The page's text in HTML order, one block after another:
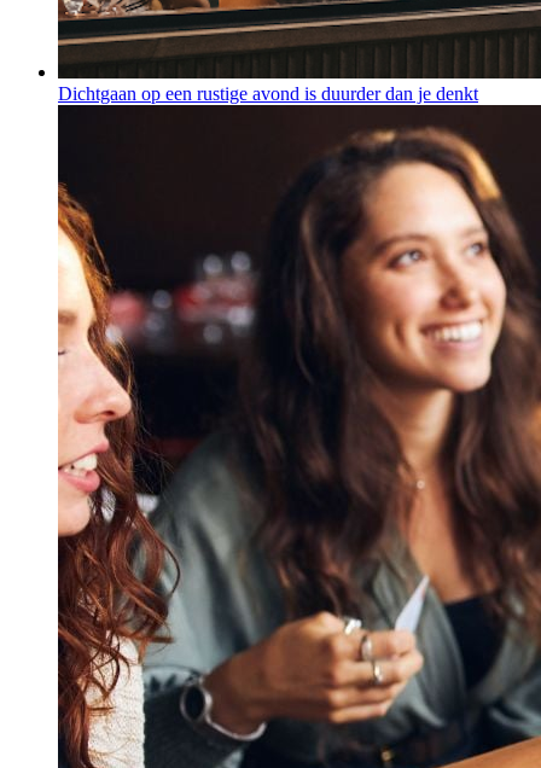
Dichtgaan op een rustige avond is duurder dan je denkt